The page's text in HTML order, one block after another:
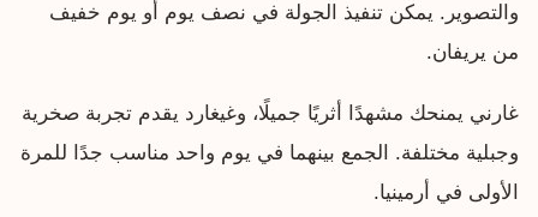
والتصوير. يمكن تنفيذ الجولة في نصف يوم أو يوم خفيف
من يريفان.
غارني يمنحك مشهدًا أثريًا جميلًا، وغيغارد يقدم تجربة صخرية
وجبلية مختلفة. الجمع بينهما في يوم واحد مناسب جدًا للمرة
الأولى في أرمينيا.